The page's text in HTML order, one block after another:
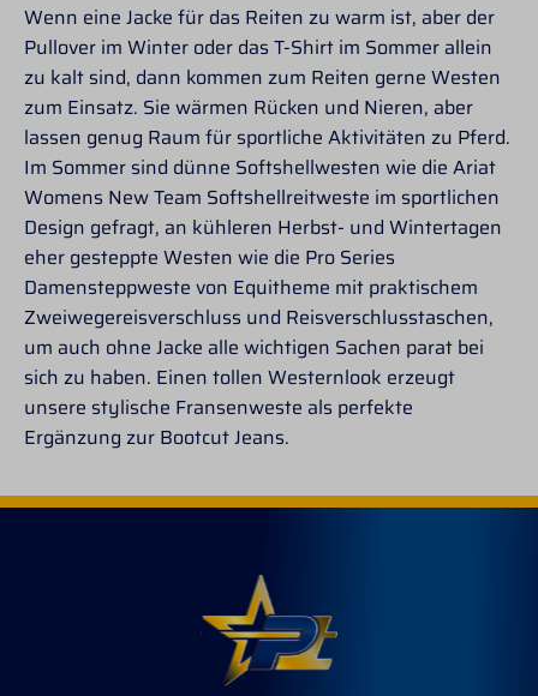
Wenn eine Jacke für das Reiten zu warm ist, aber der
Pullover im Winter oder das T-Shirt im Sommer allein
zu kalt sind, dann kommen zum Reiten gerne Westen
zum Einsatz. Sie wärmen Rücken und Nieren, aber
lassen genug Raum für sportliche Aktivitäten zu Pferd.
Im Sommer sind dünne Softshellwesten wie die Ariat
Womens New Team Softshellreitweste im sportlichen
Design gefragt, an kühleren Herbst- und Wintertagen
eher gesteppte Westen wie die Pro Series
Damensteppweste von Equitheme mit praktischem
Zweiwegereisverschluss und Reisverschlusstaschen,
um auch ohne Jacke alle wichtigen Sachen parat bei
sich zu haben. Einen tollen Westernlook erzeugt
unsere stylische Fransenweste als perfekte
Ergänzung zur Bootcut Jeans.